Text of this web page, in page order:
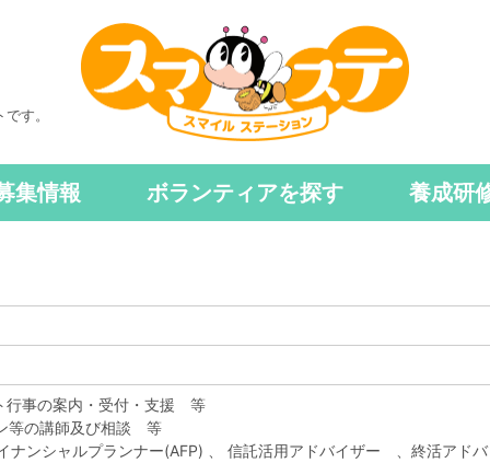
す。
集情報 ボランティアを探す 養成研
行事の案内・受付・支援 等
等の講師及び相談 等
ナンシャルプランナー(AFP) 、 信託活用アドバイザー 、終活アドバ